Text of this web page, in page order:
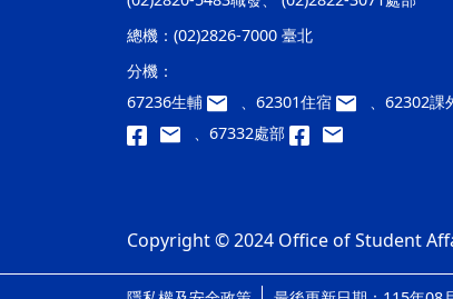
總機： (02)2826-7000 臺北
分機：
67236生輔
、62301住宿 、62302課
、67332處部
Copyright © 2024 Office of Student